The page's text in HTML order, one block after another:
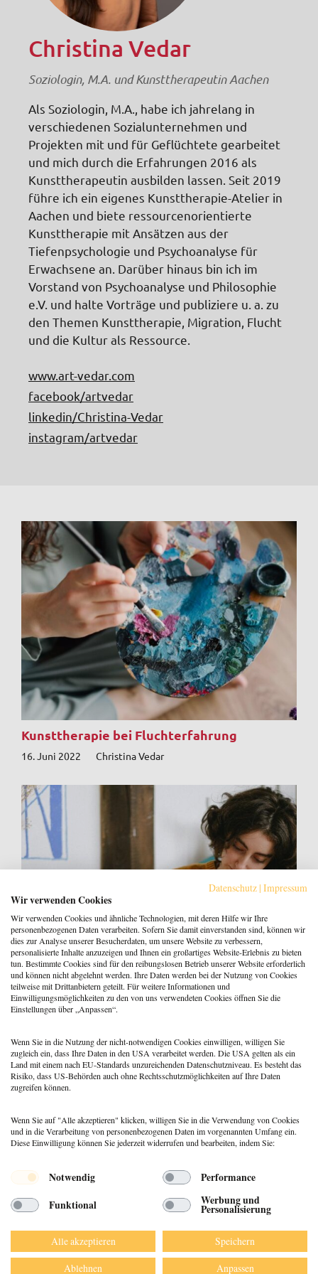
Christina Vedar
Soziologin, M.A. und Kunsttherapeutin Aachen
Als Soziologin, M.A., habe ich jahrelang in
verschiedenen Sozialunternehmen und
Projekten mit und für Geflüchtete gearbeitet
und mich durch die Erfahrungen 2016 als
Kunsttherapeutin ausbilden lassen. Seit 2019
führe ich ein eigenes Kunsttherapie-Atelier in
Aachen und biete ressourcenorientierte
Kunsttherapie mit Ansätzen aus der
Tiefenpsychologie und Psychoanalyse für
Erwachsene an. Darüber hinaus bin ich im
Vorstand von Psychoanalyse und Philosophie
e.V. und halte Vorträge und publiziere u. a. zu
den Themen Kunsttherapie, Migration, Flucht
und die Kultur als Ressource.
www.art-vedar.com
facebook/artvedar
linkedin/Christina-Vedar
instagram/artvedar
Kunsttherapie bei Fluchterfahrung
16. Juni 2022 Christina Vedar
Kunsttherapie Depression
Menü
VERLAG GMBH
IMPRESSUM
Datenschutz | Impressum
Wir verwenden Cookies
Wir verwenden Cookies und ähnliche Technologien, mit deren Hilfe wir Ihre
personenbezogenen Daten verarbeiten. Sofern Sie damit einverstanden sind, können wir
dies zur Analyse unserer Besucherdaten, um unsere Website zu verbessern,
personalisierte Inhalte anzuzeigen und Ihnen ein großartiges Website-Erlebnis zu bieten
tun. Bestimmte Cookies sind für den reibungslosen Betrieb unserer Website erforderlich
und können nicht abgelehnt werden. Ihre Daten werden bei der Nutzung von Cookies
teilweise mit Drittanbietern geteilt. Für weitere Informationen und
Einwilligungsmöglichkeiten zu den von uns verwendeten Cookies öffnen Sie die
Einstellungen über „Anpassen“.
Wenn Sie in die Nutzung der nicht-notwendigen Cookies einwilligen, willigen Sie
zugleich ein, dass Ihre Daten in den USA verarbeitet werden. Die USA gelten als ein
Land mit einem nach EU-Standards unzureichenden Datenschutzniveau. Es besteht das
Risiko, dass US-Behörden auch ohne Rechtsschutzmöglichkeiten auf Ihre Daten
zugreifen können.
Wenn Sie auf "Alle akzeptieren" klicken, willigen Sie in die Verwendung von Cookies
und in die Verarbeitung von personenbezogenen Daten im vorgenannten Umfang ein.
Diese Einwilligung können Sie jederzeit widerrufen und bearbeiten, indem Sie:
Notwendig
Performance
Funktional
Werbung und
Personalisierung
Alle akzeptieren
Speichern
Ablehnen
Anpassen